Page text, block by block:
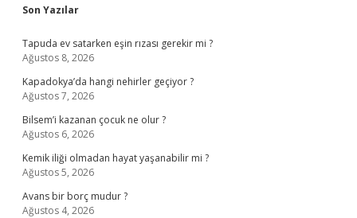
Sidebar
Son Yazılar
Tapuda ev satarken eşin rızası gerekir mi ?
Ağustos 8, 2026
Kapadokya’da hangi nehirler geçiyor ?
Ağustos 7, 2026
Bilsem’i kazanan çocuk ne olur ?
Ağustos 6, 2026
Kemik iliği olmadan hayat yaşanabilir mi ?
Ağustos 5, 2026
Avans bir borç mudur ?
Ağustos 4, 2026